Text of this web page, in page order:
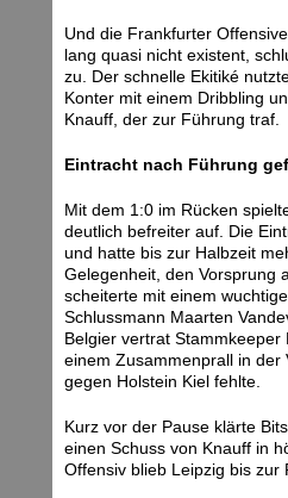
Und die Frankfurter
lang quasi nicht existent,
zu. Der schnelle Ekitiké
Konter mit einem Dribbling
Knauff, der zur Führung traf.
Eintracht nach Führung
Mit dem 1:0 im Rücken
deutlich befreiter auf. Die
und hatte bis zur Halbzeit
Gelegenheit, den Vorsprung
scheiterte mit einem
Schlussmann Maarten
Belgier vertrat Stammkeeper
einem Zusammenprall in der
gegen Holstein Kiel fehlte.
Kurz vor der Pause klärte
einen Schuss von Knauff in
Offensiv blieb Leipzig bis zur